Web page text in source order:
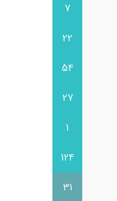
7
22
54
27
1
124
31